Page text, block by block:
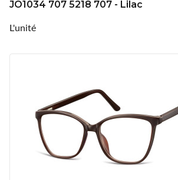
JO1034 707 5218 707 - Lilac
L'unité